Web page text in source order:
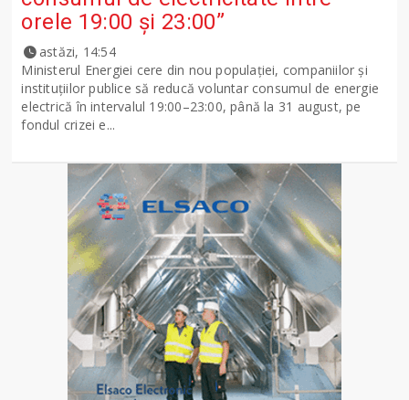
orele 19:00 și 23:00”
astăzi, 14:54
Ministerul Energiei cere din nou populației, companiilor și
instituțiilor publice să reducă voluntar consumul de energie
electrică în intervalul 19:00–23:00, până la 31 august, pe
fondul crizei e...